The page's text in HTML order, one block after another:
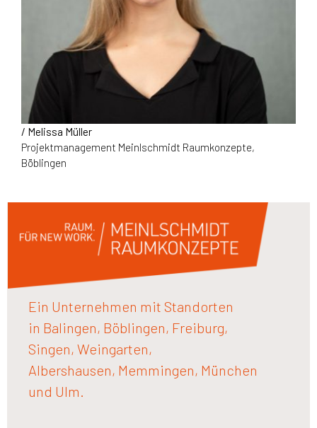
/ Melissa Müller
Projektmanagement Meinlschmidt Raumkonzepte,
Böblingen
Ein Unternehmen mit Standorten
in Balingen, Böblingen, Freiburg,
Singen, Weingarten,
Albershausen, Memmingen, München
und Ulm.